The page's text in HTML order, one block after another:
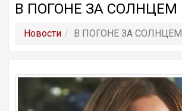
В ПОГОНЕ ЗА СОЛНЦЕМ
Новости В ПОГОНЕ ЗА СОЛНЦЕМ